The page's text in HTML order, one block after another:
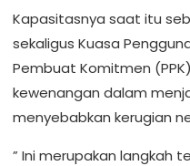
Kapasitasnya saat itu
sekaligus Kuasa
Pembuat Komitmen
kewenangan dalam
menyebabkan kerugian
” Ini merupakan langkah